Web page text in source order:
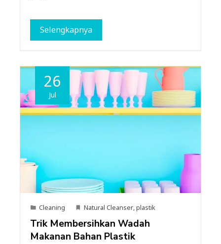
Selengkapnya
26
Jul
Cleaning Natural Cleanser,plastik
Trik Membersihkan Wadah
Makanan Bahan Plastik